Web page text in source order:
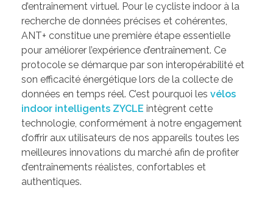
d’entraînement virtuel. Pour le cycliste indoor à la
recherche de données précises et cohérentes,
ANT+ constitue une première étape essentielle
pour améliorer l’expérience d’entraînement. Ce
protocole se démarque par son interopérabilité et
son efficacité énergétique lors de la collecte de
données en temps réel. C’est pourquoi les vélos
indoor intelligents ZYCLE intègrent cette
technologie, conformément à notre engagement
d’offrir aux utilisateurs de nos appareils toutes les
meilleures innovations du marché afin de profiter
d’entraînements réalistes, confortables et
authentiques.